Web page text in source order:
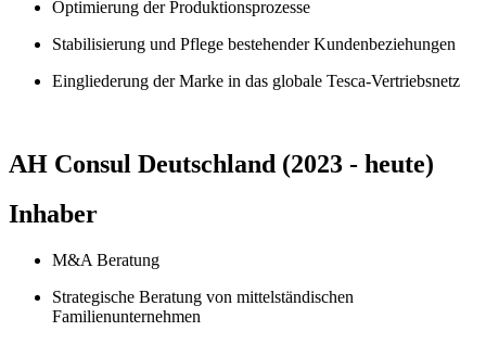
Optimierung der Produktionsprozesse
Stabilisierung und Pflege bestehender Kundenbeziehungen
Eingliederung der Marke in das globale Tesca-Vertriebsnetz
AH Consul Deutschland (2023 - heute)
Inhaber
M&A Beratung
Strategische Beratung von mittelständischen
Familienunternehmen